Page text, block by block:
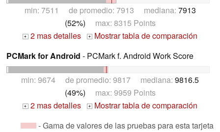
min: 7511 de promedio: 7913 mediana: 7913
(52%) max: 8315 Points
+ 2 mas detalles +
Mostrar tabla de comparación
PCMark for Android - PCMark f. Android Work Score
min: 9674 de promedio: 9817 mediana: 9816.5
(49%) max: 9959 Points
+ 2 mas detalles +
Mostrar tabla de comparación
- Gama de valores de las pruebas para esta tarjeta